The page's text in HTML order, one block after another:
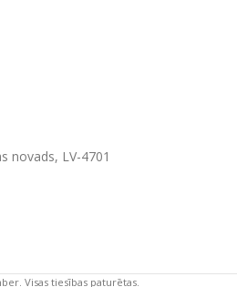
novads, LV-4701
Visas tiesības paturētas.